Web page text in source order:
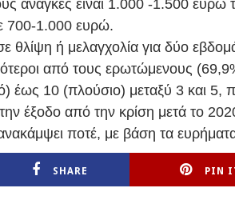
ανάγκες είναι 1.000 -1.500 ευρώ
700-1.000 ευρώ.
θλίψη ή μελαγχολία για δύο
από τους ερωτώμενους
έως 10 (πλούσιο) μεταξύ 3 και 5,
έξοδο από την κρίση μετά το
ποτέ, με βάση τα
SHARE PIN